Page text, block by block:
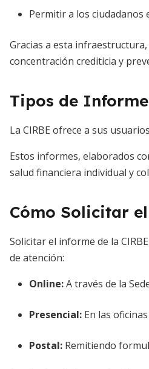
Permitir a los ciudadanos
Gracias a esta
concentración crediticia y
Tipos de
La CIRBE ofrece a sus
Estos informes, elaborados
salud financiera individual y
Cómo Solicitar
Solicitar el informe de la
de atención:
Online:A través de la
Presencial: En las
Postal: Remitiendo